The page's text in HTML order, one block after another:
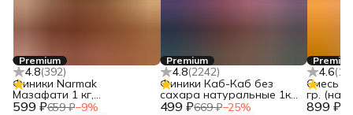
Premium
4.8(392)
599 ₽659 ₽−9%
Финики Narmak
Мазафати 1 кг,
натуральные без сахара
Premium
4.8(2242)
499 ₽669 ₽−25%
Финики Каб-Каб без
сахара натуральные 1кг,
сухофрукты без сахара
4.6(
899 ₽
Смесь
гр.